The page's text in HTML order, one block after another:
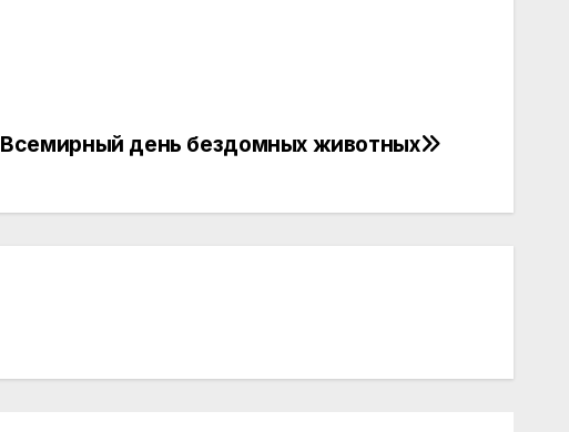
Всемирный день бездомных животных